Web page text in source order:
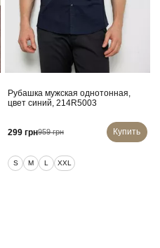
Рубашка мужская однотонная,
цвет синий, 214R5003
299 грн959 грн Купить
S M L XXL